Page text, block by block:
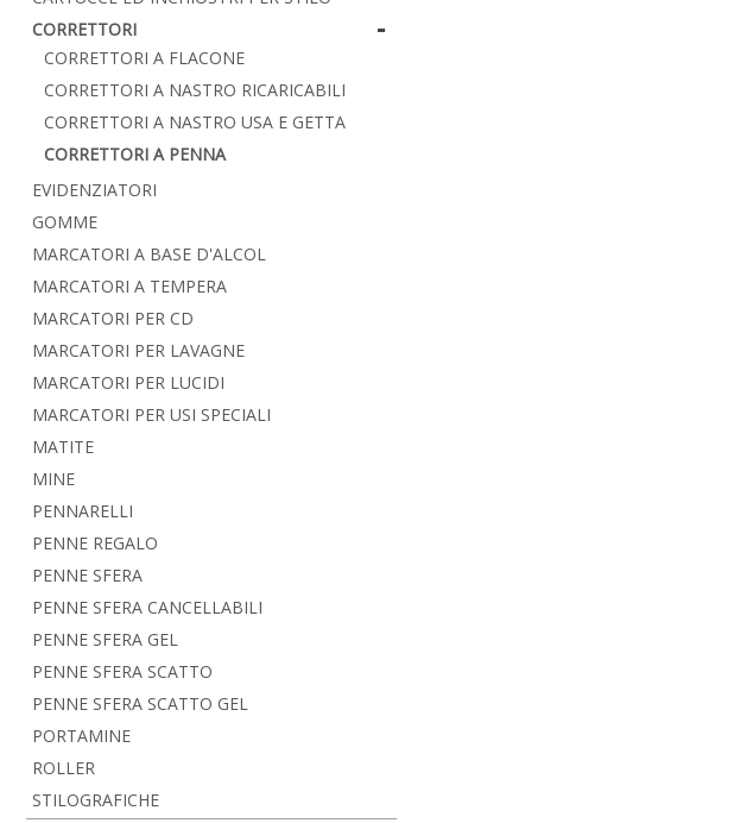
CORRETTORI
CORRETTORI A FLACONE
CORRETTORI A NASTRO RICARICABILI
CORRETTORI A NASTRO USA E GETTA
CORRETTORI A PENNA
EVIDENZIATORI
GOMME
MARCATORI A BASE D'ALCOL
MARCATORI A TEMPERA
MARCATORI PER CD
MARCATORI PER LAVAGNE
MARCATORI PER LUCIDI
MARCATORI PER USI SPECIALI
MATITE
MINE
PENNARELLI
PENNE REGALO
PENNE SFERA
PENNE SFERA CANCELLABILI
PENNE SFERA GEL
PENNE SFERA SCATTO
PENNE SFERA SCATTO GEL
PORTAMINE
ROLLER
STILOGRAFICHE